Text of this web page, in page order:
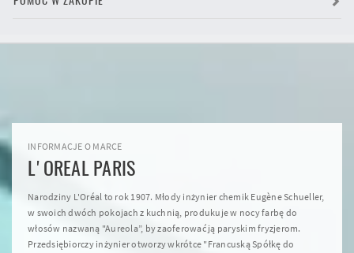
INFORMACJE O MARCE
L'OREAL PARIS
Narodziny L'Oréal to rok 1907. Młody inżynier chemik Eugène Schueller,
w swoich dwóch pokojach z kuchnią, produkuje w nocy farbę do
włosów nazwaną "Aureola”, by zaoferować ją paryskim fryzjerom.
Przedsiębiorczy inżynier otworzy wkrótce "Francuską Spółkę do